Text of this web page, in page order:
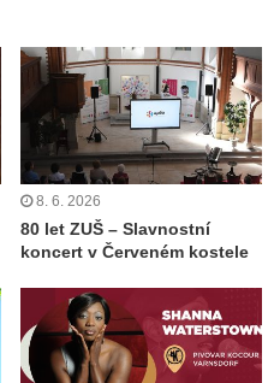
8. 6. 2026
80 let ZUŠ – Slavnostní
koncert v Červeném kostele